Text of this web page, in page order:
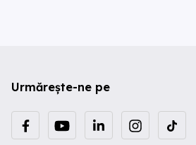
Urmărește-ne pe